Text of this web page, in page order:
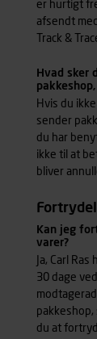
er hurtigt
afsendt
Track &
Hvad sker
Hvis du
sender
du har
ikke til at
bliver
Kan jeg
varer?
Ja, Carl
30 dage
du at